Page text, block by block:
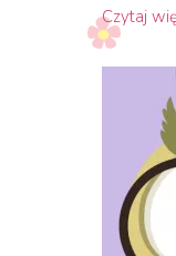
Czytaj